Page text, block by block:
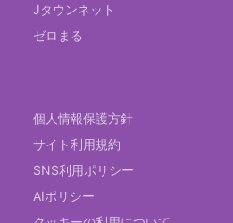
Jタウンネット
ゼロまる
個人情報保護方針
サイト利用規約
SNS利用ポリシー
AIポリシー